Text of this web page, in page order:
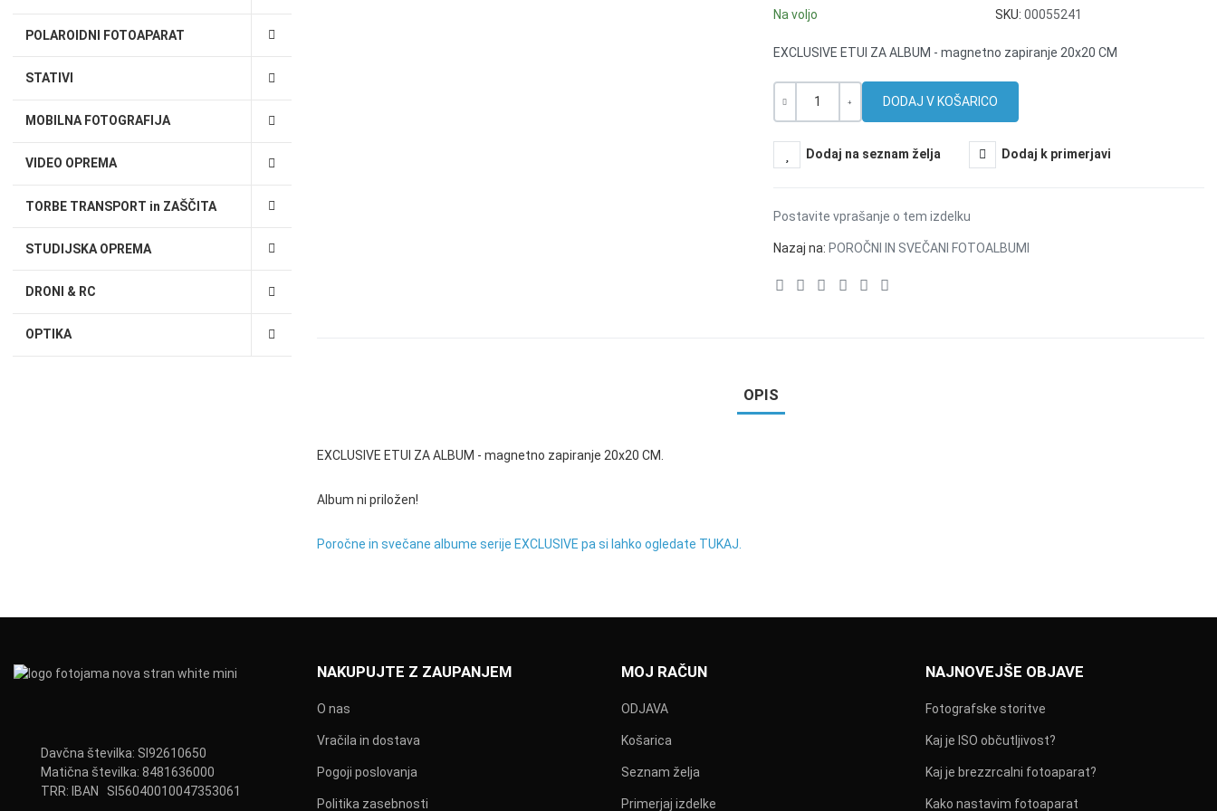
POLAROIDNI FOTOAPARAT
STATIVI
MOBILNA FOTOGRAFIJA
VIDEO OPREMA
TORBE TRANSPORT in ZAŠČITA
STUDIJSKA OPREMA
DRONI & RC
OPTIKA
Na voljo SKU: 00055241
EXCLUSIVE ETUI ZA ALBUM - magnetno zapiranje 20x20 CM
Količina
Dodaj na seznam želja Dodaj k primerjavi
Postavite vprašanje o tem izdelku
Nazaj na: POROČNI IN SVEČANI FOTOALBUMI
OPIS
EXCLUSIVE ETUI ZA ALBUM - magnetno zapiranje 20x20 CM.
Album ni priložen!
Poročne in svečane albume serije EXCLUSIVE pa si lahko ogledate TUKAJ.
Davčna številka: SI92610650
Matična številka: 8481636000
TRR: IBAN SI56040010047353061
NAKUPUJTE Z ZAUPANJEM
O nas
Vračila in dostava
Pogoji poslovanja
Politika zasebnosti
MOJ RAČUN
ODJAVA
Košarica
Seznam želja
Primerjaj izdelke
NAJNOVEJŠE OBJAVE
Fotografske storitve
Kaj je ISO občutljivost?
Kaj je brezzrcalni fotoaparat?
Kako nastavim fotoaparat